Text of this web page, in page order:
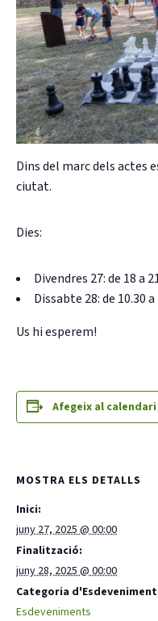
Dins del marc dels actes
ciutat.
Dies:
Divendres 27: de 18 a
Dissabte 28: de 10.30
Us hi esperem!
Afegeix al calendari
MOSTRA ELS DETALLS
Inici:
juny 27, 2025 @ 00:00
Finalització:
juny 28, 2025 @ 00:00
Categoria
Esdeveniments
CASES
ACCIÓ
SUPORT
La Fundació
L'equip
Missió i valors
Els comptes clars